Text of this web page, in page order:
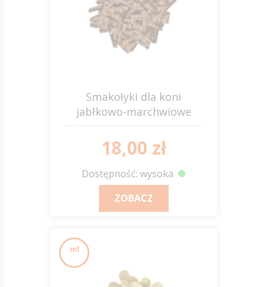
Smakołyki dla koni
jabłkowo-marchwiowe
18,00 zł
Dostępność: wysoka
ZOBACZ
ml